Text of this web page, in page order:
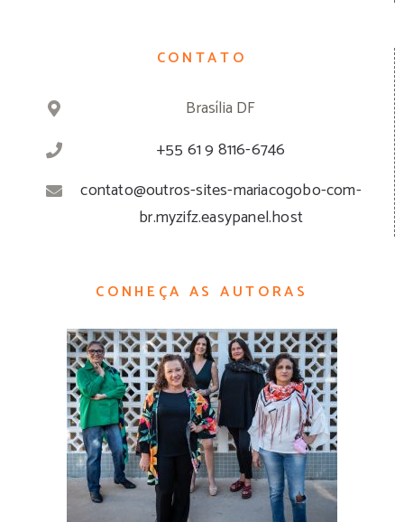
CONTATO
Brasília DF
+55 61 9 8116-6746
contato@outros-sites-mariacogobo-com-
br.myzifz.easypanel.host
CONHEÇA AS AUTORAS